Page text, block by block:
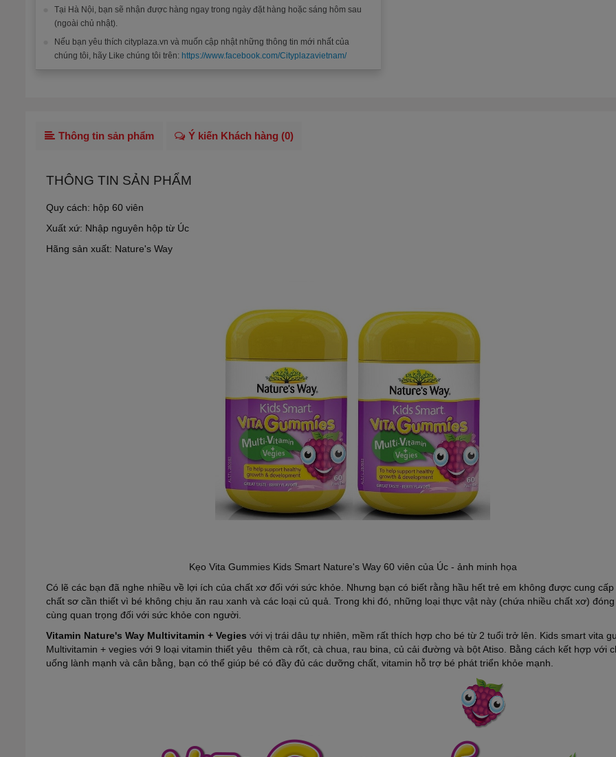
Tại Hà Nội, bạn sẽ nhận được hàng ngay trong ngày đặt hàng hoặc sáng hôm sau
(ngoài chủ nhật).
Nếu bạn yêu thích cityplaza.vn và muốn cập nhật những thông tin mới nhất của
chúng tôi, hãy Like chúng tôi trên: https://www.facebook.com/Cityplazavietnam/
Thông tin sản phẩm Ý kiến Khách hàng (0)
THÔNG TIN SẢN PHẨM
Quy cách: hộp 60 viên
Xuất xứ: Nhập nguyên hộp từ Úc
Hãng sản xuất: Nature's Way
Kẹo Vita Gummies Kids Smart Nature's Way 60 viên của Úc - ảnh minh họa
Có lẽ các bạn đã nghe nhiều về lợi ích của chất xơ đối với sức khỏe. Nhưng bạn có biết rằng hầu hết trẻ em không được cung
chất sơ cần thiết vì bé không chịu ăn rau xanh và các loại củ quả. Trong khi đó, những loại thực vật này (chứa nhiều chất xơ)
cùng quan trọng đối với sức khỏe con người.
Vitamin Nature's Way Multivitamin + Vegies với vị trái dâu tự nhiên, mềm rất thích hợp cho bé từ 2 tuổi trở lên. Kids smart vita
Multivitamin + vegies với 9 loại vitamin thiết yêu thêm cà rốt, cà chua, rau bina, củ cải đường và bột Atiso. Bằng cách kết hợp với
uống lành mạnh và cân bằng, bạn có thể giúp bé có đầy đủ các dưỡng chất, vitamin hỗ trợ bé phát triển khỏe mạnh.